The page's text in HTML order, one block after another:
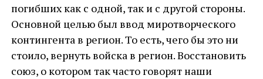
погибших как с одной, так и с другой стороны.
Основной целью был ввод миротворческого
контингента в регион. То есть, чего бы это ни
стоило, вернуть войска в регион. Восстановить
союз, о котором так часто говорят наши